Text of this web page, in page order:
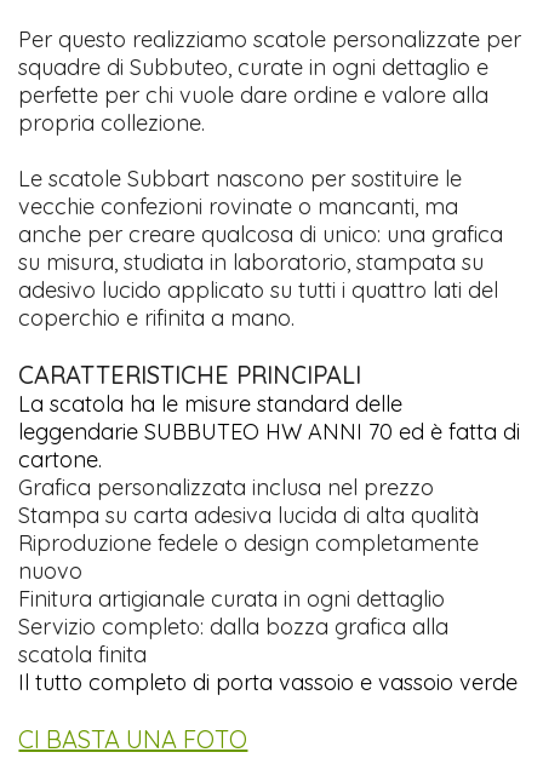
Per questo realizziamo scatole personalizzate per
squadre di Subbuteo, curate in ogni dettaglio e
perfette per chi vuole dare ordine e valore alla
propria collezione.
Le scatole Subbart nascono per sostituire le
vecchie confezioni rovinate o mancanti, ma
anche per creare qualcosa di unico: una grafica
su misura, studiata in laboratorio, stampata su
adesivo lucido applicato su tutti i quattro lati del
coperchio e rifinita a mano.
CARATTERISTICHE PRINCIPALI
La scatola ha le misure standard delle
leggendarie SUBBUTEO HW ANNI 70 ed è fatta di
cartone.
Grafica personalizzata inclusa nel prezzo
Stampa su carta adesiva lucida di alta qualità
Riproduzione fedele o design completamente
nuovo
Finitura artigianale curata in ogni dettaglio
Servizio completo: dalla bozza grafica alla
scatola finita
Il tutto completo di porta vassoio e vassoio verde
CI BASTA UNA FOTO